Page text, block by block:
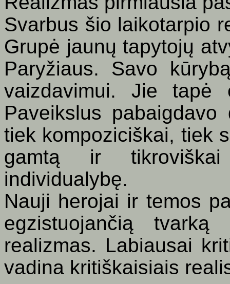
Svarbus šio laikotarpio
Grupė jaunų tapytojų
Paryžiaus. Savo
vaizdavimui. Jie tapė
Paveikslus
tiek kompoziciškai, tiek
gamtą ir
individualybę.
Nauji herojai ir temos
egzistuojančią
realizmas. Labiausai
vadina kritiškaisiais